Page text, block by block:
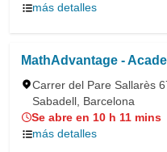
más detalles
MathAdvantage -
Carrer del Pare Sallarès
Sabadell, Barcelona
Se abre en 10 h 11 mins
más detalles